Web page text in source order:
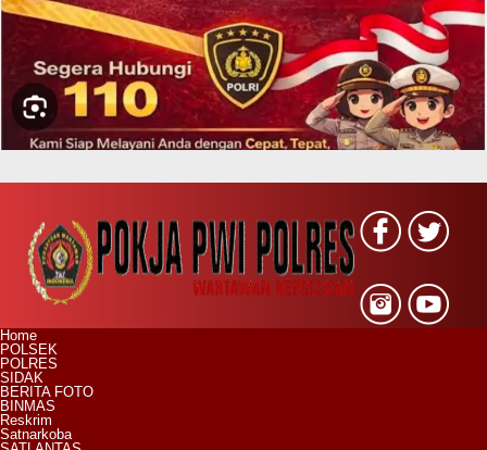
Home
POLSEK
POLRES
SIDAK
BERITA FOTO
BINMAS
Reskrim
Satnarkoba